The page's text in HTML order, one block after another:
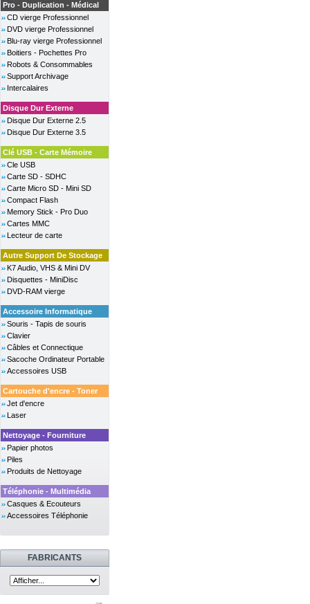
Pro - Duplication - Médical
CD vierge Professionnel
DVD vierge Professionnel
Blu-ray vierge Professionnel
Boitiers - Pochettes Pro
Robots & Consommables
Support Archivage
Intercalaires
Disque Dur Externe
Disque Dur Externe 2.5
Disque Dur Externe 3.5
Clé USB - Carte Mémoire
Cle USB
Carte SD - SDHC
Carte Micro SD - Mini SD
Compact Flash
Memory Stick - Pro Duo
Cartes MMC
Lecteur de carte
Autre Support De Stockage
K7 Audio, VHS & Mini DV
Disquettes - MiniDisc
DVD-RAM vierge
Accessoire Informatique
Souris - Tapis de souris
Clavier
Câbles et Connectique
Sacoche Ordinateur Portable
Accessoires USB
Cartouche d'encre - Toner
Jet d'encre
Laser
Nettoyage - Fourniture
Papier photos
Piles
Produits de Nettoyage
Téléphonie - Multimédia
Casques & Ecouteurs
Accessoires Téléphonie
FABRICANTS